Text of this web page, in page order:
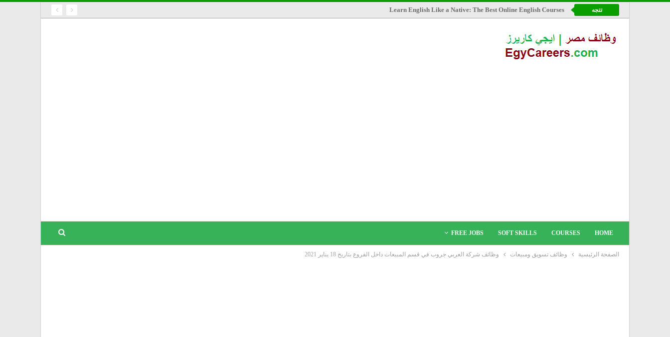
تتجه Learn English Like a Native: The Best Online English Courses
HOME
COURSES
SOFT SKILLS
FREE JOBS
الصفحة الرئيسية وظائف تسويق ومبيعات وظائف شركة العربي جروب في قسم المبيعات داخل الفروع بتاريخ 18 يناير 2021